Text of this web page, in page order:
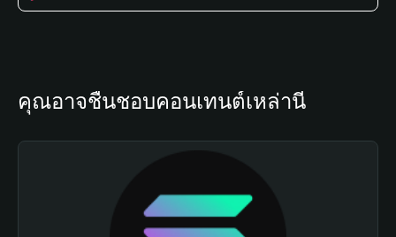
คุณอาจชื่นชอบคอนเทนต์เหล่านี้